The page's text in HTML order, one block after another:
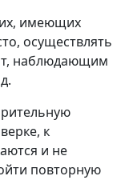
имеющих
осуществлять
наблюдающим
к
и не
повторную